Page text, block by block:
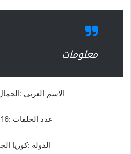
معلومات
الاسم العربي
عدد الحلقات :16 حلقة
الدولة :كوريا